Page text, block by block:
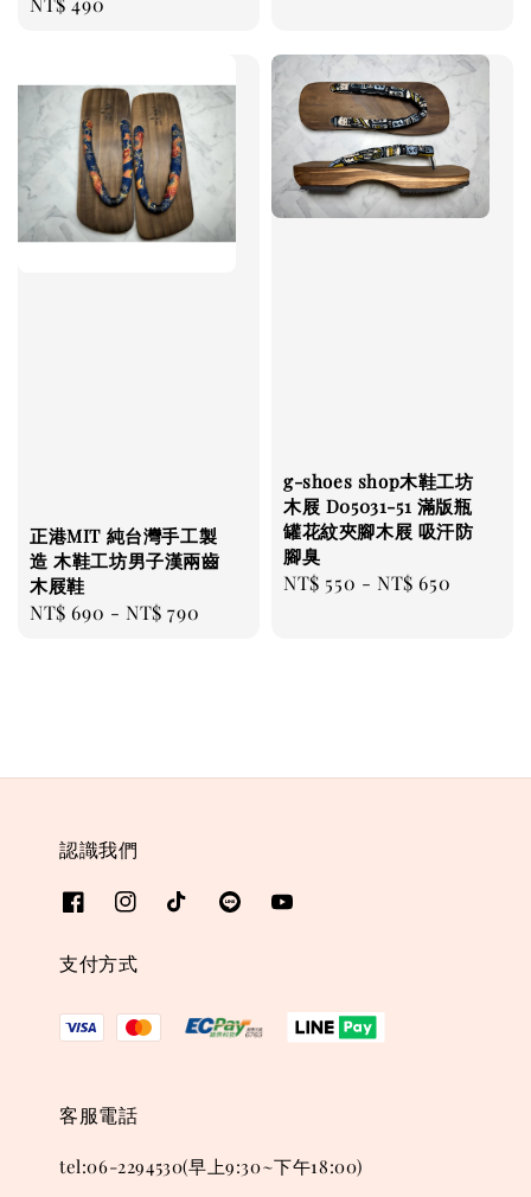
正港MIT 純台灣手工製
造 木鞋工坊男子漢兩齒
木屐鞋
Regular
NT$ 690 -NT$ 790
g-shoes shop木鞋工坊
木屐 D05031-51 滿版瓶
罐花紋夾腳木屐 吸汗防
腳臭
Regular
NT$ 550 -NT$ 650
認識我們
支付方式
客服電話
tel:06-2294530(早上9:30~下午18:00)